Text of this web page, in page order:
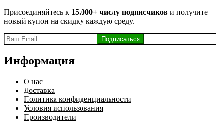
Присоединяйтесь к 15.000+ числу подписчиков и получите
новый купон на скидку каждую среду.
Информация
О нас
Доставка
Политика конфиденциальности
Условия использования
Производители